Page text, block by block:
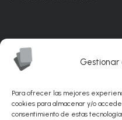
Gestionar
Para ofrecer las mejores
cookies para almacenar y/o
consentimiento de estas
Industrial CAN